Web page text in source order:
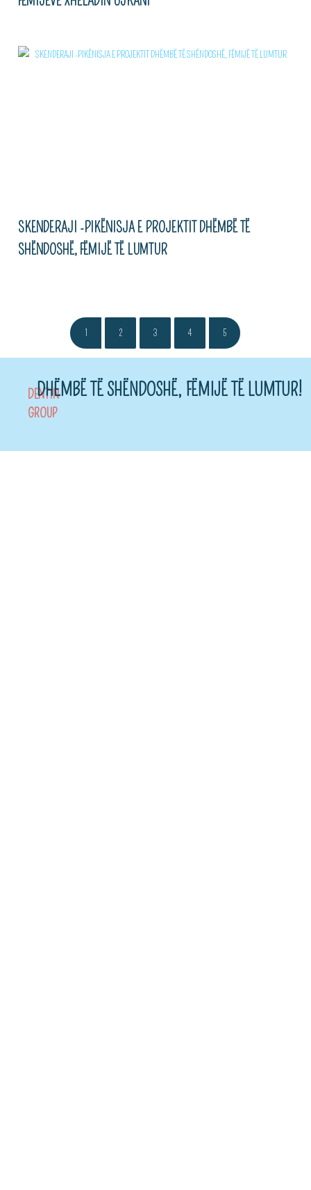
SKENDERAJI -PIKËNISJA E PROJEKTIT DHËMBË TË
SHËNDOSHË, FËMIJË TË LUMTUR
1 2 3 4 5
DENTIN
GROUP
DHËMBË TË SHËNDOSHË, FËMIJË TË LUMTUR!